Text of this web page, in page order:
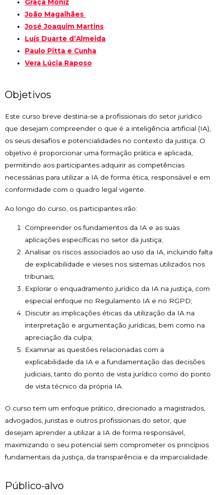
Graça Moniz
João Magalhães
José Joaquim Martins
Luís Duarte d’Almeida
Paulo Pitta e Cunha
Vera Lúcia Raposo
Objetivos
Este curso breve destina-se a profissionais do setor jurídico
que desejam compreender o que é a inteligência artificial (IA),
os seus desafios e potencialidades no contexto da justiça. O
objetivo é proporcionar uma formação prática e aplicada,
permitindo aos participantes adquirir as competências
necessárias para utilizar a IA de forma ética, responsável e em
conformidade com o quadro legal vigente.
Ao longo do curso, os participantes irão:
Compreender os fundamentos da IA e as suas
aplicações específicas no setor da justiça;
Analisar os riscos associados ao uso da IA, incluindo falta
de explicabilidade e vieses nos sistemas utilizados nos
tribunais;
Explorar o enquadramento jurídico da IA na justiça, com
especial enfoque no Regulamento IA e no RGPD;
Discutir as implicações éticas da utilização da IA na
interpretação e argumentação jurídicas, bem como na
apreciação da culpa;
Examinar as questões relacionadas com a
explicabilidade da IA e a fundamentação das decisões
judiciais, tanto do ponto de vista jurídico como do ponto
de vista técnico da própria IA.
O curso tem um enfoque prático, direcionado a magistrados,
advogados, juristas e outros profissionais do setor, que
desejam aprender a utilizar a IA de forma responsável,
maximizando o seu potencial sem comprometer os princípios
fundamentais da justiça, da transparência e da imparcialidade.
Público-alvo